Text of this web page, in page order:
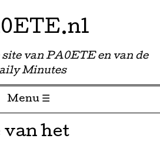
van PA0ETE en van de
Minutes
Menu ☰
van het